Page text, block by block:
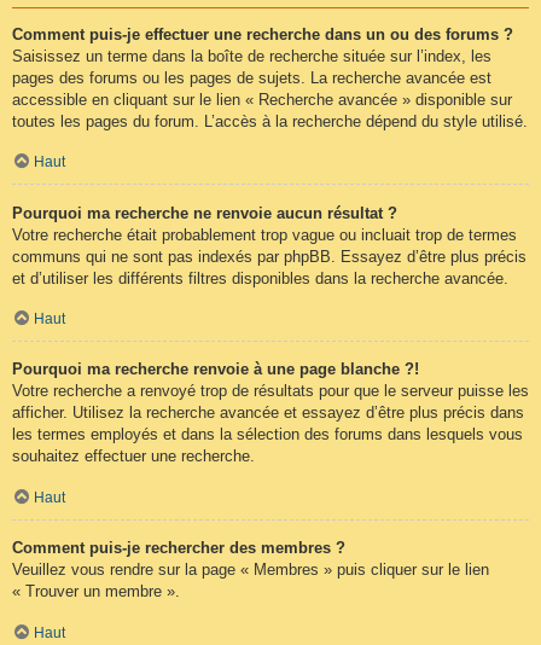
Comment puis-je effectuer une recherche dans un ou des forums ?
Saisissez un terme dans la boîte de recherche située sur l’index, les
pages des forums ou les pages de sujets. La recherche avancée est
accessible en cliquant sur le lien « Recherche avancée » disponible sur
toutes les pages du forum. L’accès à la recherche dépend du style utilisé.
Haut
Pourquoi ma recherche ne renvoie aucun résultat ?
Votre recherche était probablement trop vague ou incluait trop de termes
communs qui ne sont pas indexés par phpBB. Essayez d’être plus précis
et d’utiliser les différents filtres disponibles dans la recherche avancée.
Haut
Pourquoi ma recherche renvoie à une page blanche ?!
Votre recherche a renvoyé trop de résultats pour que le serveur puisse les
afficher. Utilisez la recherche avancée et essayez d’être plus précis dans
les termes employés et dans la sélection des forums dans lesquels vous
souhaitez effectuer une recherche.
Haut
Comment puis-je rechercher des membres ?
Veuillez vous rendre sur la page « Membres » puis cliquer sur le lien
« Trouver un membre ».
Haut